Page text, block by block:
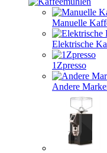
Manuelle
Elektrische
1Zpresso
Andere